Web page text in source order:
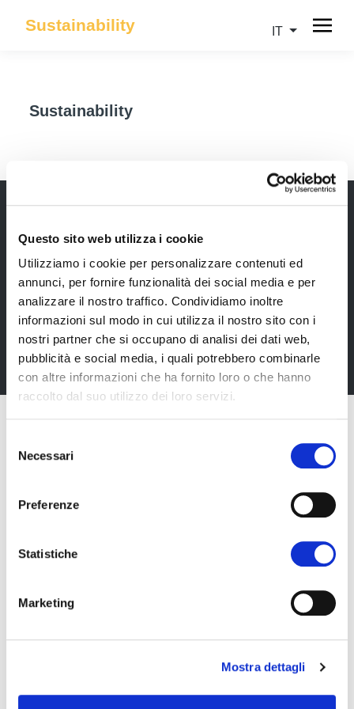
Questo sito web utilizza i cookie
Utilizziamo i cookie per personalizzare contenuti ed
annunci, per fornire funzionalità dei social media e per
analizzare il nostro traffico. Condividiamo inoltre
informazioni sul modo in cui utilizza il nostro sito con i
nostri partner che si occupano di analisi dei dati web,
pubblicità e social media, i quali potrebbero combinarle
con altre informazioni che ha fornito loro o che hanno
raccolto dal suo utilizzo dei loro servizi.
delNecessari
Preferenze
Statistiche
Marketing
Mostra dettagli
Sustainability IT
Sustainability
Rimani sempre aggiornata*o sui nostri eventi, ricevi
informazioni utili in anteprima! Naturalmente senza
alcun costo.
Iscriviti alla Newsletter
39100 Bolzano BZ